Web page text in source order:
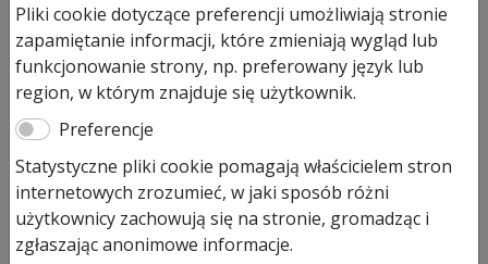
Uchwyt na Narzędzia Hörmann
do domku ogrodowego
192,00złPierwotna
cena
wynosiła:
192,00 zł.
155,00złAktualna
cena
wynosi:
155,00 zł.
Prezentowana cena jest ceną najniższą w ostatnich 30
dniach.
Pliki cookie dotyczące preferencji umożliwiają stronie
zapamiętanie informacji, które zmieniają wygląd lub
funkcjonowanie strony, np. preferowany język lub
region, w którym znajduje się użytkownik.
Preferencje
Statystyczne pliki cookie pomagają właścicielem stron
internetowych zrozumieć, w jaki sposób różni
użytkownicy zachowują się na stronie, gromadząc i
zgłaszając anonimowe informacje.